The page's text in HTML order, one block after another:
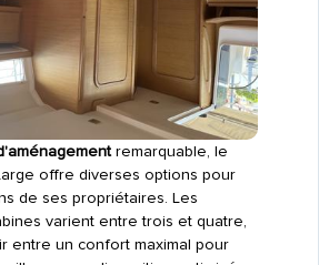
remarquable, le
offre diverses options pour
de ses propriétaires. Les
varient entre trois et quatre,
entre un confort maximal pour